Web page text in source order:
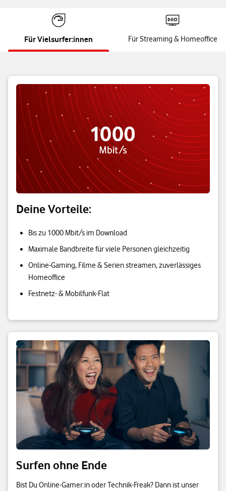
Für Vielsurfer:innen Für Streaming & Homeoffice
Deine Vorteile:
Bis zu 1000 Mbit/s im Download
Maximale Bandbreite für viele Personen gleichzeitig
Online-Gaming, Filme & Serien streamen, zuverlässiges
Homeoffice
Festnetz- & Mobilfunk-Flat
Surfen ohne Ende
Bist Du Online-Gamer:in oder Technik-Freak? Dann ist unser